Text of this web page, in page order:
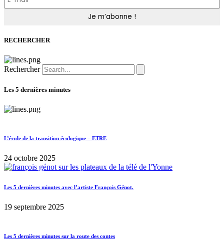
RECHERCHER
Rechercher
Les 5 dernières minutes
L’école de la transition écologique – ETRE
24 octobre 2025
Les 5 dernières minutes avec l’artiste François Génot.
19 septembre 2025
Les 5 dernières minutes sur la route des contes